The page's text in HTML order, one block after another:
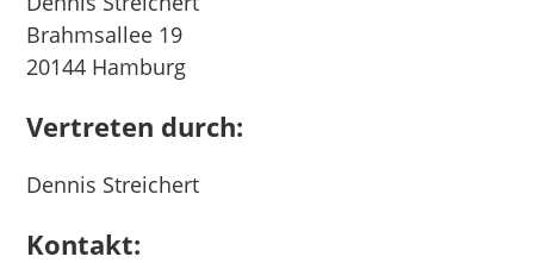
Brahmsallee 19
20144 Hamburg
Vertreten durch:
Dennis Streichert
Kontakt: